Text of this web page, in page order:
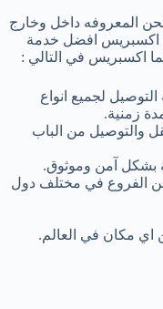
المعروفه داخل وخارج
اكسبريس افضل خدمة
اكسبريس في التالي :
لجميع انواع
زمنية.
والتوصيل من الباب
بشكل آمن وموثوق.
الفروع في مختلف دول
اي مكان في العالم.